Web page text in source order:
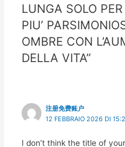
LUNGA SOLO
PIU’
OMBRE CON
DELLA VITA”
注册免费账户
12 FEBBRAIO 2026 DI
I don’t think the title of